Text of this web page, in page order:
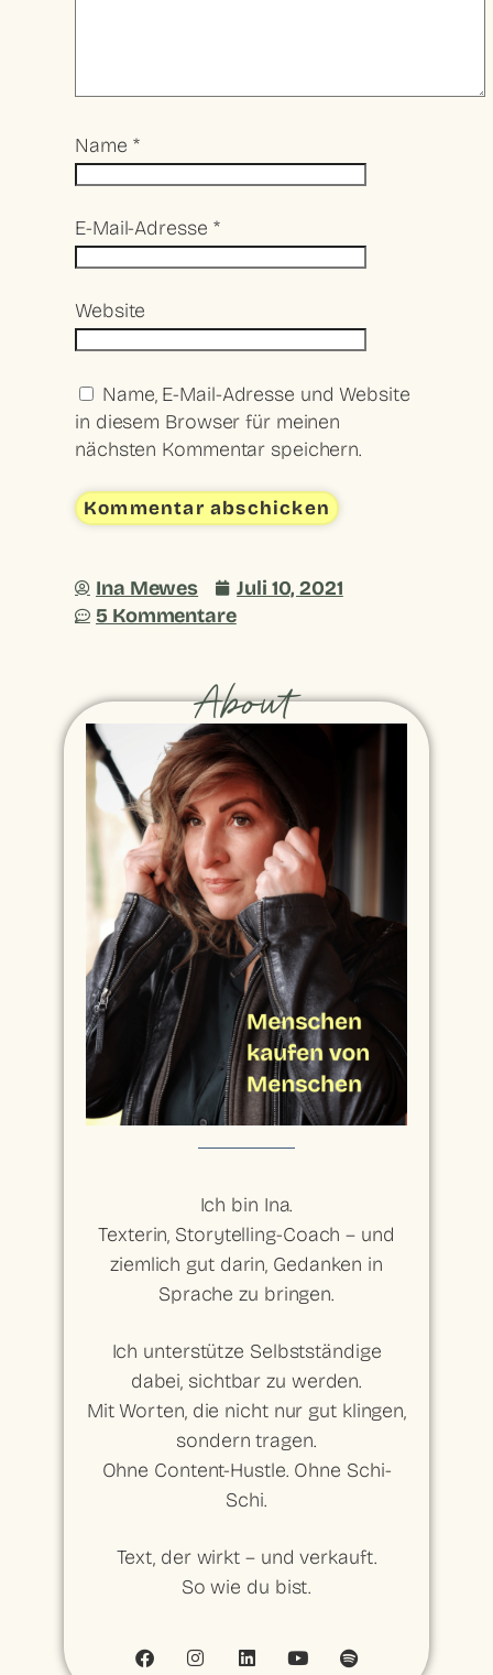
Name *
E-Mail-Adresse *
Website
Name, E-Mail-Adresse und Website
in diesem Browser für meinen
nächsten Kommentar speichern.
Ina Mewes
Juli 10, 2021
5 Kommentare
About
Ich bin Ina.
Texterin, Storytelling-Coach – und
ziemlich gut darin, Gedanken in
Sprache zu bringen.
Ich unterstütze Selbstständige
dabei, sichtbar zu werden.
Mit Worten, die nicht nur gut klingen,
sondern tragen.
Ohne Content-Hustle. Ohne Schi-
Schi.
Text, der wirkt – und verkauft.
So wie du bist.